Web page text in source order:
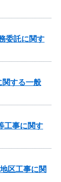
委託に関す
する一般
工事に関す
区工事に関